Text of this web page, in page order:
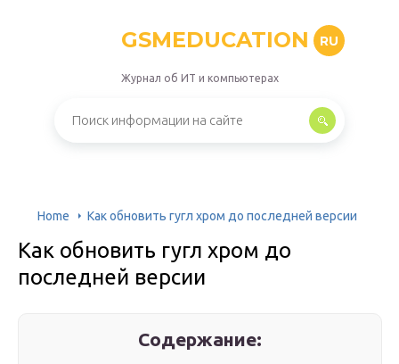
GSMEDUCATION RU
Журнал об ИТ и компьютерах
Home Как обновить гугл хром до последней версии
Как обновить гугл хром до
последней версии
Содержание: